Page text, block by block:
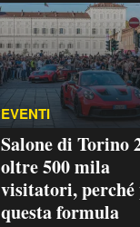
EVENTI
Salone di Torino
oltre 500 mila
visitatori, perché
questa formula